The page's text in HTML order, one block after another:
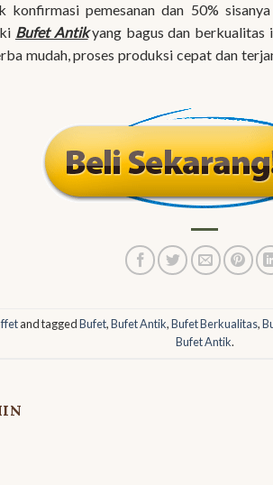
konfirmasi pemesanan dan 50%
Bufet Antikyang bagus dan berkualitas
mudah, proses produksi cepat dan
and taggedBufet,Bufet Antik,Bufet Berkualitas,
Bufet Antik.